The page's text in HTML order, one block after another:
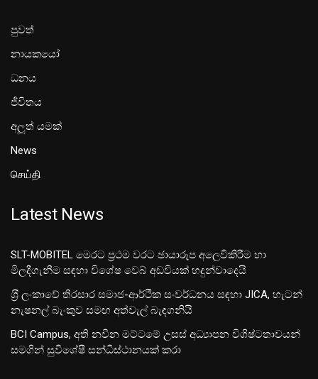
පුවත්
නායකයෝ
ධනය
ජීවිතය
අලූත් යමක්
News
செய்தி
Latest News
SLT-MOBITEL මෙරට ප්‍රථම වරට ඡායාරූප අලෙවිකිරීම හා
මිලදීගැනීම සඳහා විශේෂ වෙබ් අඩවියක් හදුන්වාදෙයි
ශ‍්‍රී ලංකාවේ තිරසාර සමාජ-ආර්ථික සංවර්ධනය සඳහා JICA, හැටන්
නැෂනල් බැංකුව සමඟ අත්වැල් බැඳගනියි
BCI Campus, අති නවීන මට්ටමේ උසස් අධ්‍යාපන විශිෂ්ටතාවයන්
සමගින් සුවිශේෂී සන්ධිස්ථානයක් කරා